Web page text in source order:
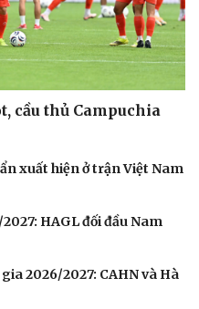
cầu thủ Campuchia
xuất hiện ở trận Việt Nam
HAGL đối đầu Nam
2026/2027: CAHN và Hà